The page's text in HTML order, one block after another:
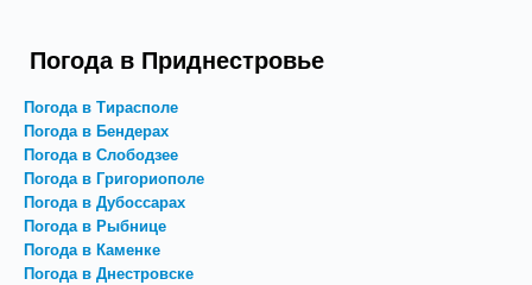
Погода в Приднестровье
Погода в Тирасполе
Погода в Бендерах
Погода в Слободзее
Погода в Григориополе
Погода в Дубоссарах
Погода в Рыбнице
Погода в Каменке
Погода в Днестровске